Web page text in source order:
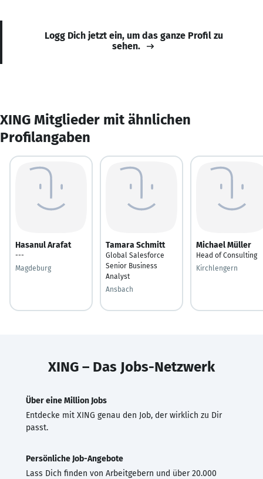
Logg Dich jetzt ein, um das ganze Profil zu
sehen.
XING Mitglieder mit ähnlichen
Profilangaben
Hasanul Arafat
---
Magdeburg
Tamara Schmitt
Global Salesforce
Senior Business
Analyst
Ansbach
Michael Müller
Head of Consulting
Kirchlengern
XING – Das Jobs-Netzwerk
Über eine Million Jobs
Entdecke mit XING genau den Job, der wirklich zu Dir
passt.
Persönliche Job-Angebote
Lass Dich finden von Arbeitgebern und über 20.000